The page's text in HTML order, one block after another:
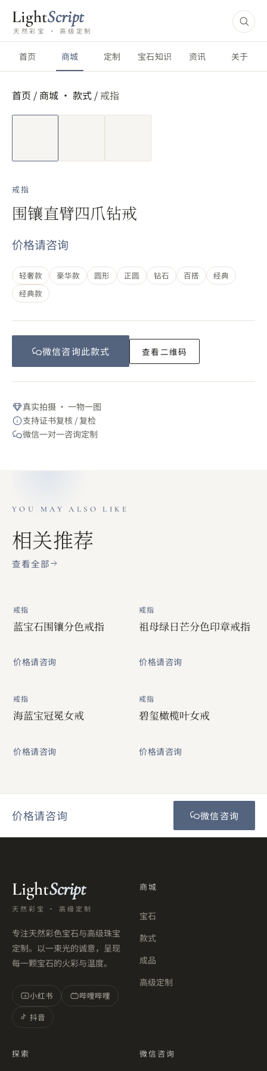
LightScript
天然彩宝 · 高级定制
首页 商城 定制 宝石知识 资讯 关于
首页 / 商城 · 款式 / 戒指
短视频
戒指
围镶直臂四爪钻戒
价格请咨询
轻奢款 豪华款 圆形 正圆 钻石 百搭
经典
经典款
微信咨询此款式 查看二维码
真实拍摄 · 一物一图
支持证书复核 / 复检
微信一对一咨询定制
YOU MAY ALSO LIKE
相关推荐
查看全部
戒指
蓝宝石围镶分色戒指
价格请咨询
戒指
祖母绿日芒分色印章戒指
价格请咨询
戒指
海蓝宝冠冕女戒
价格请咨询
戒指
碧玺橄榄叶女戒
价格请咨询
价格请咨询 微信咨询
LightScript
天然彩宝 · 高级定制
专注天然彩色宝石与高级珠宝
定制。以一束光的诚意，呈现
每一颗宝石的火彩与温度。
小 小红书
哔哩哔哩
抖音
商城
宝石
款式
成品
高级定制
探索 微信咨询